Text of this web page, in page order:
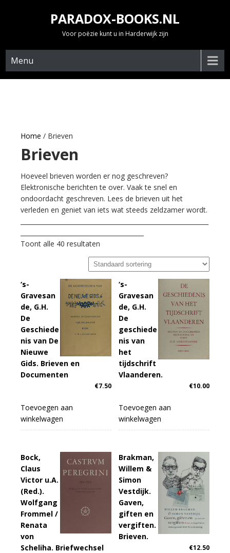
PARADOX-BOOKS.NL
Voor poëzie kunt u in Harderwijk zijn
Menu
Home / Brieven
Brieven
Hoeveel brieven worden er nog geschreven?
Elektronische berichten te over. Vaak te snel en
ondoordacht geschreven. Lees de brieven uit het
verleden en geniet van iets wat steeds zeldzamer wordt.
Toont alle 40 resultaten
‘s-
Gravesan
de, G.H.
De
Geschiede
nis van De
Nieuwe
Gids. Brieven en
Documenten
€7.50
Toevoegen aan
winkelwagen
‘s-
Gravesan
de, G.H.
De
geschiede
nis van
het
tijdschrift
Vlaanderen.
€10.00
Toevoegen aan
winkelwagen
Bock,
Claus
Victor u.A.
(Red.).
Wolfgang
Frommel /
Renata
von
Scheliha. Briefwechsel
Brakman,
Willem &
Simon
Vestdijk.
Gaven,
giften en
vergiften.
Brieven.
€12.50